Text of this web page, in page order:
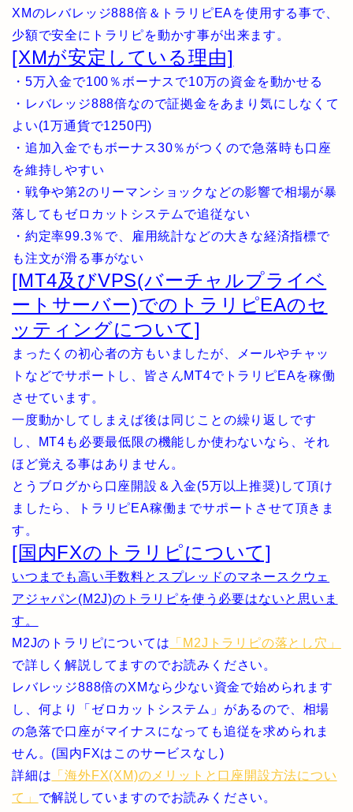
XMのレバレッジ888倍＆トラリピEAを使用する事で、
少額で安全にトラリピを動かす事が出来ます。
[XMが安定している理由]
・5万入金で100％ボーナスで10万の資金を動かせる
・レバレッジ888倍なので証拠金をあまり気にしなくて
よい(1万通貨で1250円)
・追加入金でもボーナス30％がつくので急落時も口座
を維持しやすい
・戦争や第2のリーマンショックなどの影響で相場が暴
落してもゼロカットシステムで追従ない
・約定率99.3％で、雇用統計などの大きな経済指標で
も注文が滑る事がない
[MT4及びVPS(バーチャルプライベ
ートサーバー)でのトラリピEAのセ
ッティングについて]
まったくの初心者の方もいましたが、メールやチャッ
トなどでサポートし、皆さんMT4でトラリピEAを稼働
させています。
一度動かしてしまえば後は同じことの繰り返しです
し、MT4も必要最低限の機能しか使わないなら、それ
ほど覚える事はありません。
とうブログから口座開設＆入金(5万以上推奨)して頂け
ましたら、トラリピEA稼働までサポートさせて頂きま
す。
[国内FXのトラリピについて]
いつまでも高い手数料とスプレッドのマネースクウェ
アジャパン(M2J)のトラリピを使う必要はないと思いま
す。
M2Jのトラリピについては 「M2Jトラリピの落とし穴」
で詳しく解説してますのでお読みください。
レバレッジ888倍のXMなら少ない資金で始められます
し、何より「ゼロカットシステム」があるので、相場
の急落で口座がマイナスになっても追従を求められま
せん。(国内FXはこのサービスなし)
詳細は 「海外FX(XM)のメリットと口座開設方法につい
て」 で解説していますのでお読みください。